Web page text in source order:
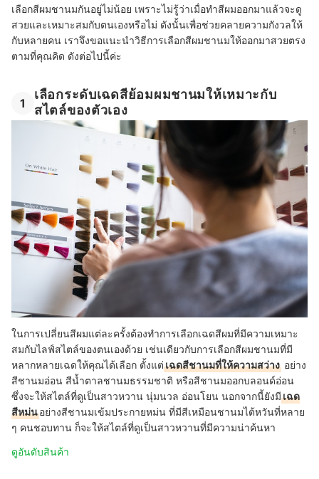
เลือกสีผมชานมกันอยู่ไม่น้อย เพราะไม่รู้ว่าเมื่อทำสีผมออกมาแล้วจะดู
สวยและเหมาะสมกับตนเองหรือไม่ ดังนั้นเพื่อช่วยคลายความกังวลให้
กับหลายคน เราจึงขอแนะนำวิธีการเลือกสีผมชานมให้ออกมาสวยตรง
ตามที่คุณคิด ดังต่อไปนี้ค่ะ
1
เลือกระดับเฉดสีย้อมผมชานมให้เหมาะกับ
สไตล์ของตัวเอง
ในการเปลี่ยนสีผมแต่ละครั้งต้องทำการเลือกเฉดสีผมที่มีความเหมาะ
สมกับไลฟ์สไตล์ของตนเองด้วย เช่นเดียวกับการเลือกสีผมชานมที่มี
หลากหลายเฉดให้คุณได้เลือก ตั้งแต่เฉดสีชานมที่ให้ความสว่าง อย่าง
สีชานมอ่อน สีน้ำตาลชานมธรรมชาติ หรือสีชานมออกบลอนด์อ่อน
ซึ่งจะให้สไตล์ที่ดูเป็นสาวหวาน นุ่มนวล อ่อนโยน นอกจากนี้ยังมีเฉด
สีหม่นอย่างสีชานมเข้มประกายหม่น ที่มีสีเหมือนชานมไต้หวันที่หลาย
ๆ คนชอบทาน ก็จะให้สไตล์ที่ดูเป็นสาวหวานที่มีความน่าค้นหา
ดูอันดับสินค้า